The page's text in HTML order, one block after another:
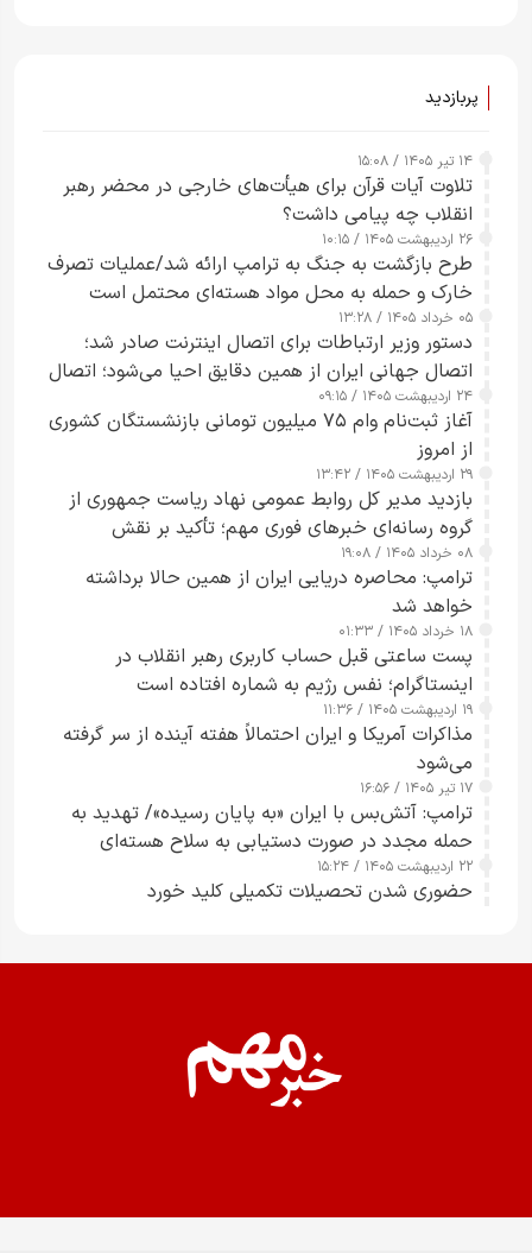
پربازدید
۱۴ تیر ۱۴۰۵ / ۱۵:۰۸
تلاوت آیات قرآن برای هیأت‌های خارجی در محضر رهبر
انقلاب چه پیامی داشت؟
۲۶ اردیبهشت ۱۴۰۵ / ۱۰:۱۵
طرح‌ بازگشت به جنگ به ترامپ ارائه شد/عملیات تصرف
خارک و حمله به محل مواد هسته‌ای محتمل است
۰۵ خرداد ۱۴۰۵ / ۱۳:۲۸
دستور وزیر ارتباطات برای اتصال اینترنت صادر شد؛
اتصال جهانی ایران از همین دقایق احیا می‌شود؛ اتصال
کامل مردم تا ۲۴ ساعت آینده
۲۴ اردیبهشت ۱۴۰۵ / ۰۹:۱۵
آغاز ثبت‌نام وام ۷۵ میلیون تومانی بازنشستگان کشوری
از امروز
۲۹ اردیبهشت ۱۴۰۵ / ۱۳:۴۲
بازدید مدیر کل روابط عمومی نهاد ریاست جمهوری از
گروه رسانه‌ای خبرهای فوری مهم؛ تأکید بر نقش
رسانه‌های هوشمند و مسئول در ارتقای آگاهی عمومی
۰۸ خرداد ۱۴۰۵ / ۱۹:۰۸
ترامپ: محاصره دریایی ایران از همین حالا برداشته
خواهد شد
۱۸ خرداد ۱۴۰۵ / ۰۱:۳۳
پست ساعتی قبل حساب کاربری رهبر انقلاب در
اینستاگرام؛ نفس رژیم به شماره افتاده است​
۱۹ اردیبهشت ۱۴۰۵ / ۱۱:۳۶
مذاکرات آمریکا و ایران احتمالاً هفته آینده از سر گرفته
می‌شود
۱۷ تیر ۱۴۰۵ / ۱۶:۵۶
ترامپ: آتش‌بس با ایران «به پایان رسیده»/ تهدید به
حمله مجدد در صورت دستیابی به سلاح هسته‌ای
۲۲ اردیبهشت ۱۴۰۵ / ۱۵:۲۴
حضوری شدن تحصیلات تکمیلی کلید خورد